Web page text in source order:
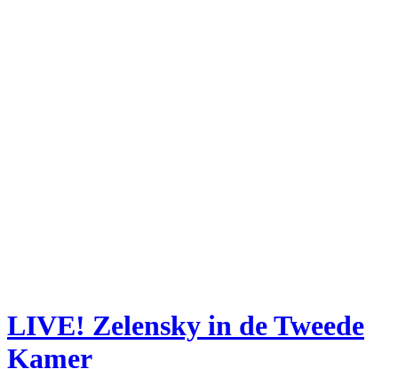
LIVE! Zelensky in de Tweede
Kamer